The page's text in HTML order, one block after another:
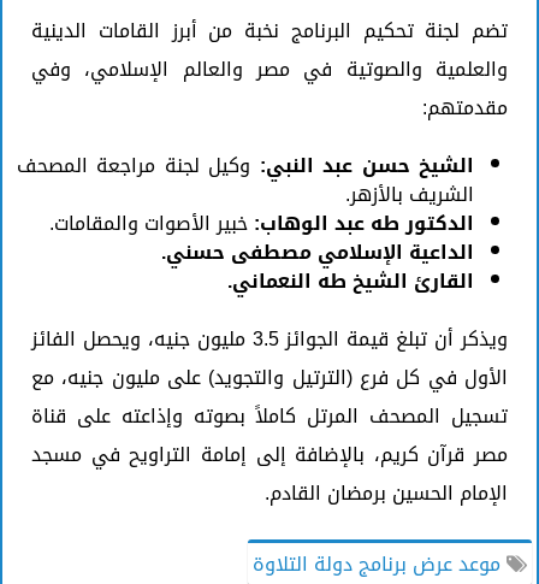
تضم لجنة تحكيم البرنامج نخبة من أبرز القامات الدينية
والعلمية والصوتية في مصر والعالم الإسلامي، وفي
مقدمتهم:
الشيخ حسن عبد النبي: وكيل لجنة مراجعة المصحف
الشريف بالأزهر.
الدكتور طه عبد الوهاب:خبير الأصوات والمقامات.
الداعية الإسلامي مصطفى حسني.
القارئ الشيخ طه النعماني.
ويذكر أن تبلغ قيمة الجوائز 3.5 مليون جنيه، ويحصل الفائز
الأول في كل فرع (الترتيل والتجويد) على مليون جنيه، مع
تسجيل المصحف المرتل كاملاً بصوته وإذاعته على قناة
مصر قرآن كريم، بالإضافة إلى إمامة التراويح في مسجد
الإمام الحسين برمضان القادم.
موعد عرض برنامج دولة التلاوة